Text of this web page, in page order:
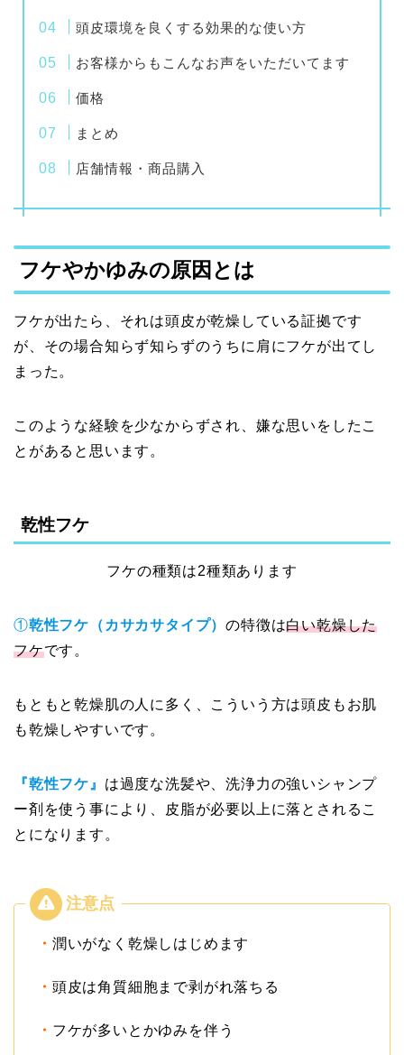
頭皮環境を良くする効果的な使い方
お客様からもこんなお声をいただいてます
価格
まとめ
店舗情報・商品購入
フケやかゆみの原因とは
フケが出たら、それは頭皮が乾燥している証拠です
が、その場合知らず知らずのうちに肩にフケが出てし
まった。
このような経験を少なからずされ、嫌な思いをしたこ
とがあると思います。
乾性フケ
フケの種類は2種類あります
①乾性フケ（カサカサタイプ）の特徴は白い乾燥した
フケです。
もともと乾燥肌の人に多く、こういう方は頭皮もお肌
も乾燥しやすいです。
『乾性フケ』 は過度な洗髪や、洗浄力の強いシャンプ
ー剤を使う事により、皮脂が必要以上に落とされるこ
とになります。
・ 潤いがなく乾燥しはじめます
・ 頭皮は角質細胞まで剥がれ落ちる
・ フケが多いとかゆみを伴う